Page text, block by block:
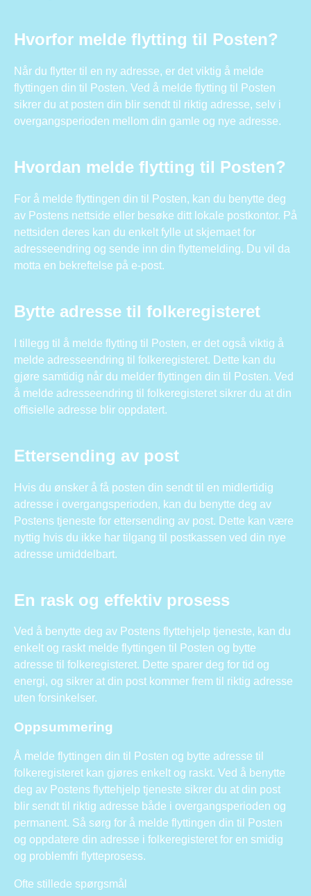
Hvorfor melde flytting til Posten?
Når du flytter til en ny adresse, er det viktig å melde
flyttingen din til Posten. Ved å melde flytting til Posten
sikrer du at posten din blir sendt til riktig adresse, selv i
overgangsperioden mellom din gamle og nye adresse.
Hvordan melde flytting til Posten?
For å melde flyttingen din til Posten, kan du benytte deg
av Postens nettside eller besøke ditt lokale postkontor. På
nettsiden deres kan du enkelt fylle ut skjemaet for
adresseendring og sende inn din flyttemelding. Du vil da
motta en bekreftelse på e-post.
Bytte adresse til folkeregisteret
I tillegg til å melde flytting til Posten, er det også viktig å
melde adresseendring til folkeregisteret. Dette kan du
gjøre samtidig når du melder flyttingen din til Posten. Ved
å melde adresseendring til folkeregisteret sikrer du at din
offisielle adresse blir oppdatert.
Ettersending av post
Hvis du ønsker å få posten din sendt til en midlertidig
adresse i overgangsperioden, kan du benytte deg av
Postens tjeneste for ettersending av post. Dette kan være
nyttig hvis du ikke har tilgang til postkassen ved din nye
adresse umiddelbart.
En rask og effektiv prosess
Ved å benytte deg av Postens flyttehjelp tjeneste, kan du
enkelt og raskt melde flyttingen til Posten og bytte
adresse til folkeregisteret. Dette sparer deg for tid og
energi, og sikrer at din post kommer frem til riktig adresse
uten forsinkelser.
Oppsummering
Å melde flyttingen din til Posten og bytte adresse til
folkeregisteret kan gjøres enkelt og raskt. Ved å benytte
deg av Postens flyttehjelp tjeneste sikrer du at din post
blir sendt til riktig adresse både i overgangsperioden og
permanent. Så sørg for å melde flyttingen din til Posten
og oppdatere din adresse i folkeregisteret for en smidig
og problemfri flytteprosess.
Ofte stillede spørgsmål